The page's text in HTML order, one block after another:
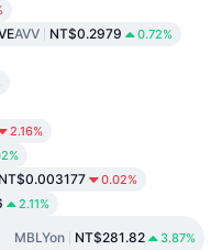
AVV NT$0.2979 0.72%
2.16%
NT$0.003177 0.02%
2.11%
MBLYon NT$281.82 3.87%